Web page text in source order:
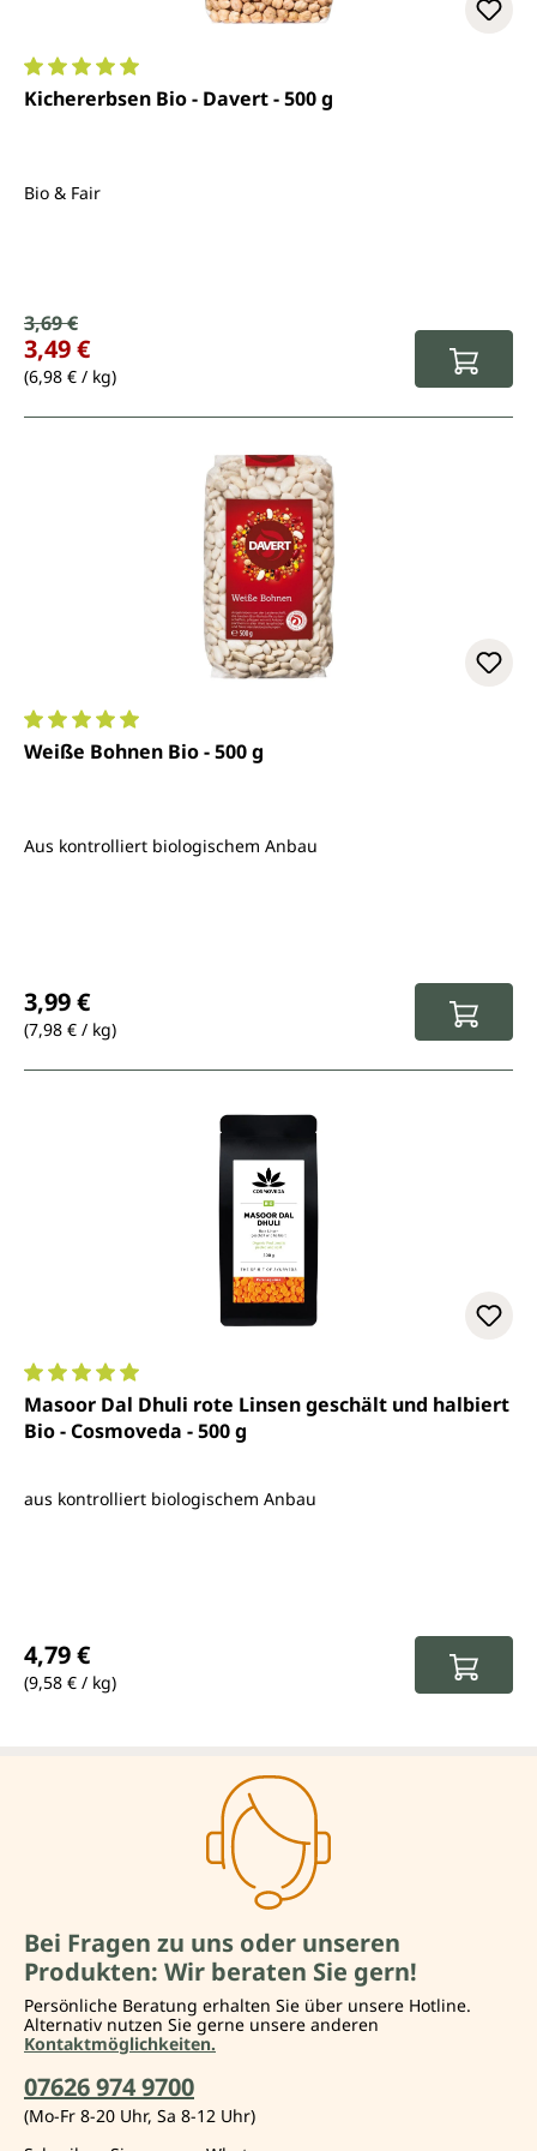
Durchschnittliche Bewertung von 5 von 5 Sternen
Kichererbsen Bio - Davert - 500 g
Bio & Fair
Verkaufspreis:
Regulärer Preis:
3,69 €
3,49 €
(6,98 € / kg)
Durchschnittliche Bewertung von 5 von 5 Sternen
Weiße Bohnen Bio - 500 g
Aus kontrolliert biologischem Anbau
3,99 €
(7,98 € / kg)
Durchschnittliche Bewertung von 5 von 5 Sternen
Masoor Dal Dhuli rote Linsen geschält und halbiert
Bio - Cosmoveda - 500 g
aus kontrolliert biologischem Anbau
4,79 €
(9,58 € / kg)
Bei Fragen zu uns oder unseren
Produkten: Wir beraten Sie gern!
Persönliche Beratung erhalten Sie über unsere Hotline.
Alternativ nutzen Sie gerne unsere anderen
Kontaktmöglichkeiten.
07626 974 9700
(Mo-Fr 8-20 Uhr, Sa 8-12 Uhr)